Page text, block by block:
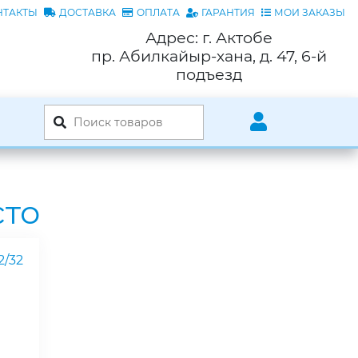
ДОСТАВКА ОПЛАТА ГАРАНТИЯ МОИ ЗАКАЗЫ
Адрес: г. Актобе
пр. Абилкайыр-хана, д. 47, 6-й
подъезд